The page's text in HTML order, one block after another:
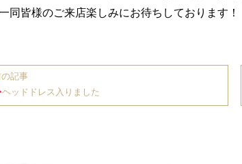
同皆様のご来店楽しみにお待ちしております！
記事
ヘッドドレス入りました